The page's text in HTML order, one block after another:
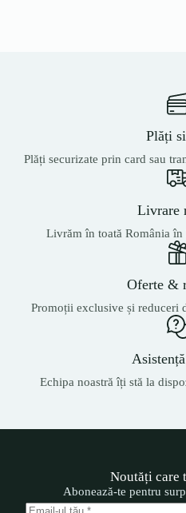
Plăți
Plăți securizate prin card sau
Livrare
Livrăm în toată România
Oferte &
Promoții exclusive și reduceri
Echipa noastră îți stă la
Noutăți care
Abonează-te pentru